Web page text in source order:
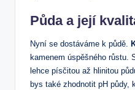
Půda a její
Nyní ⁢se dostáváme ‍k půdě.
kamenem úspěšného růstu.
lehce písčitou až hlinitou
bys také zhodnotit pH ‍půdy,